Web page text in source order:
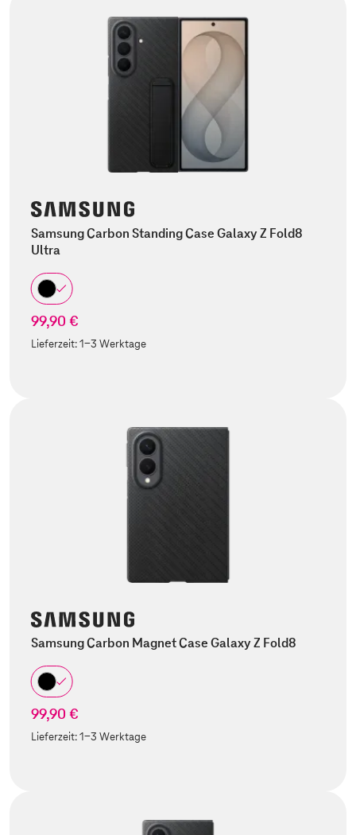
Samsung Carbon Standing Case Galaxy Z Fold8
Ultra
99,90 €
Lieferzeit:1-3 Werktage
Samsung Carbon Magnet Case Galaxy Z Fold8
99,90 €
Lieferzeit:1-3 Werktage